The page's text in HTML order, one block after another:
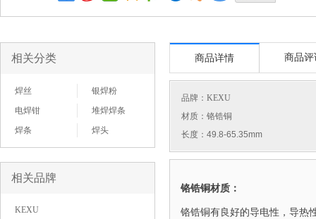
相关分类
焊丝
银焊粉
电焊钳
堆焊焊条
焊条
焊头
相关品牌
KEXU
商品详情 商品评
品牌： KEXU
材质：铬锆铜
长度：49.8-65.35mm
铬锆铜材质：
铬锆铜有良好的导电性，导热